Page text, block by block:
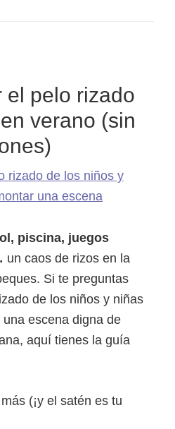
el pelo rizado
verano (sin
piscina, juegos
un caos de rizos en la
Si te preguntas
de los niños y niñas
escena digna de
aquí tienes la guía
(¡y el satén es tu